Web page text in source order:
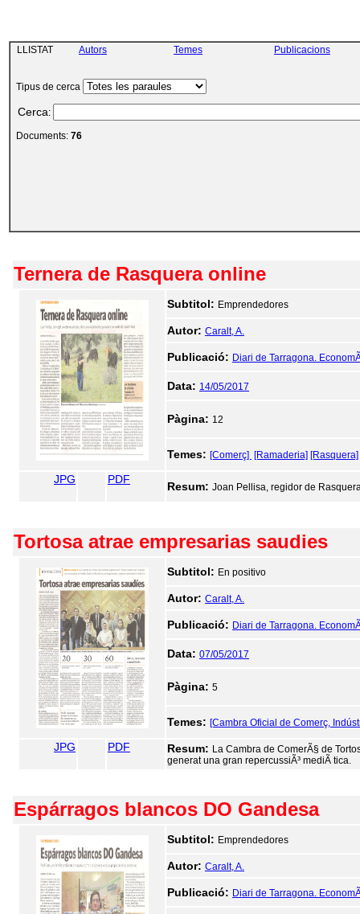
LLISTAT Autors Temes Publicacions
Tipus de cerca
Cerca:
Documents: 76
Ternera de Rasquera online
Subtitol: Emprendedores
Autor: Caralt, A.
Publicació: Diari de Tarragona.
Data: 14/05/2017
Pàgina: 12
Temes: [Comerç] [Ramaderia] [Rasquera]
JPG PDF
Resum: Joan Pellisa, regidor de
Tortosa atrae empresarias saudies
Subtitol: En positivo
Autor: Caralt, A.
Publicació: Diari de Tarragona.
Data: 07/05/2017
Pàgina: 5
Temes: [Cambra Oficial de Comerç,
JPG PDF Resum: La Cambra de ComerÃ§ de
generat una gran repercussiÃ³ mediÃ tica.
Espárragos blancos DO Gandesa
Subtitol: Emprendedores
Autor: Caralt, A.
Publicació: Diari de Tarragona.